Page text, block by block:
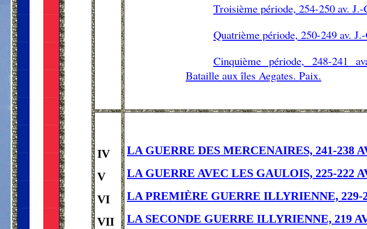
Troisième période, 254-250 av.
Quatrième période, 250-249 av.
Cinquième période, 248-241
Bataille aux îles Aegates. Paix.
IV
V
VI
VII
LA GUERRE DES MERCENAIRES, 241-238
LA GUERRE AVEC LES GAULOIS, 225-222
LA PREMIÈRE GUERRE ILLYRIENNE, 229-
LA SECONDE GUERRE ILLYRIENNE, 219